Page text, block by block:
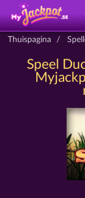
Thuispagina
Speel